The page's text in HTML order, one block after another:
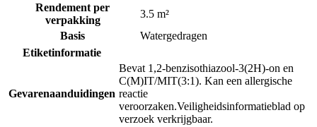
Rendement per
verpakking
3.5 m²
Basis
Watergedragen
Etiketinformatie
Gevarenaanduidingen
Bevat 1,2-benzisothiazool-3(2H)-on en
C(M)IT/MIT(3:1). Kan een allergische
reactie
veroorzaken.Veiligheidsinformatieblad op
verzoek verkrijgbaar.